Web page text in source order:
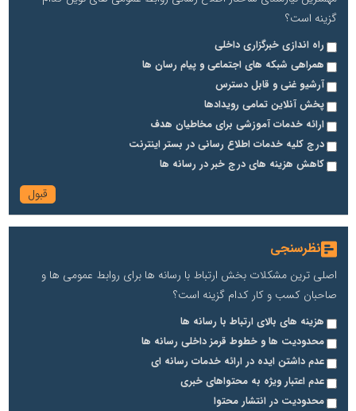
گزینه است؟
راه اندازی خبرگزاری داخلی
همراهی شبکه های اجتماعی و پیام رسان ها
آرشیو غنی و قابل دسترس
پخش آنلاین تمامی رویدادها
ارائه خدمات آموزشی برای مخاطیان هدف
درج کلیه خدمات اطلاع رسانی در بستر اینترنت
کاهش هزینه های درج خبر در رسانه ها
نظرسنجی
اصلی ترین مشکلات بخش ارتباط با رسانه ها برای روابط عمومی ها و
صاحبان کسب و کار کدام گزینه است؟
هزینه های بالای ارتباط با رسانه ها
محدودیت ها و خطوط قرمز داخلی رسانه ها
عدم داشتن ایده در ارائه خدمات رسانه ای
عدم اعتبار ویژه به محتواهای خبری
محدودیت در انتشار محتوا